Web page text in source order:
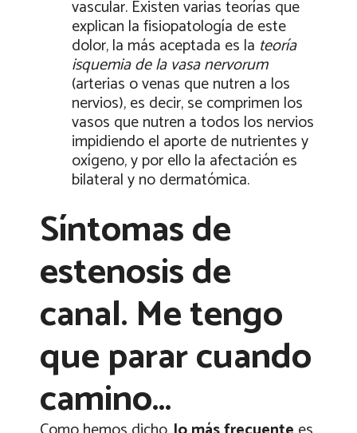
vascular. Existen varias teorías que
explican la fisiopatología de este
dolor, la más aceptada es la teoría
isquemia de la vasa nervorum
(arterias o venas que nutren a los
nervios), es decir, se comprimen los
vasos que nutren a todos los nervios
impidiendo el aporte de nutrientes y
oxígeno, y por ello la afectación es
bilateral y no dermatómica.
Síntomas de
estenosis de
canal. Me tengo
que parar cuando
camino…